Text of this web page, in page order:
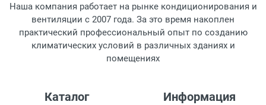
Пылевой фильтр
EU7/EU5
Тип калорифера
рекуператор
Наша компания работает на рынке кондиционирования и
вентиляции с 2007 года. За это время накоплен
практический профессиональный опыт по созданию
климатических условий в различных зданиях и
помещениях
Каталог Информация